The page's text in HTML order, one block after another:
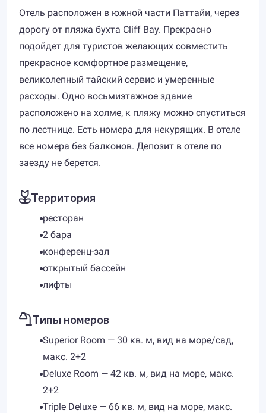
Отель расположен в южной части Паттайи, через
дорогу от пляжа бухта Cliff Bay. Прекрасно
подойдет для туристов желающих совместить
прекрасное комфортное размещение,
великолепный тайский сервис и умеренные
расходы. Одно восьмиэтажное здание
расположено на холме, к пляжу можно спуститься
по лестнице. Есть номера для некурящих. В отеле
все номера без балконов. Депозит в отеле по
заезду не берется.
Территория
ресторан
2 бара
конференц-зал
открытый бассейн
лифты
Типы номеров
Superior Room — 30 кв. м, вид на море/сад,
макс. 2+2
Deluxe Room — 42 кв. м, вид на море, макс.
2+2
Triple Deluxe — 66 кв. м, вид на море, макс.